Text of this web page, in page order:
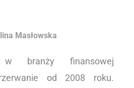
Masłowska
w branży finansowej
od 2008 roku.